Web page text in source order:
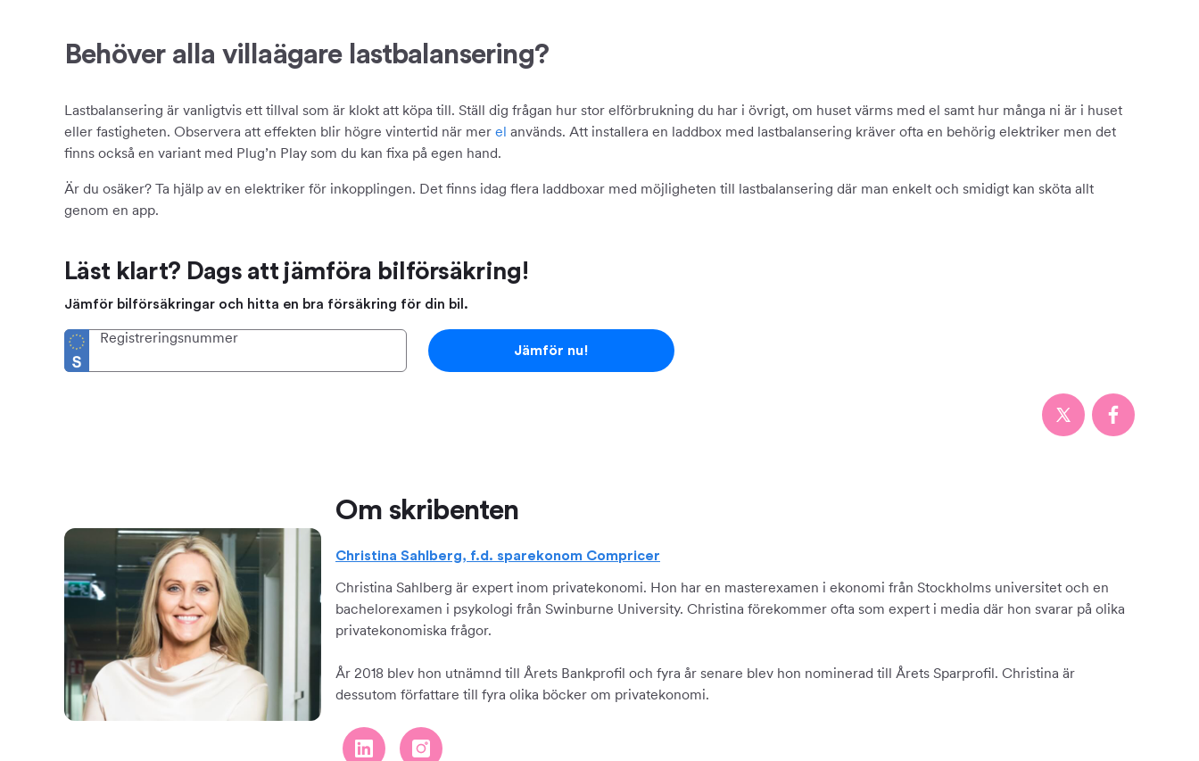
Behöver alla villaägare lastbalansering?
Lastbalansering är vanligtvis ett tillval som är klokt att köpa till. Ställ dig frågan hur stor elförbrukning du har i övrigt, om huset värms med el samt hur många ni är i huset
eller fastigheten. Observera att effekten blir högre vintertid när mer el används. Att installera en laddbox med lastbalansering kräver ofta en behörig elektriker men det
finns också en variant med Plug’n Play som du kan fixa på egen hand.
Är du osäker? Ta hjälp av en elektriker för inkopplingen. Det finns idag flera laddboxar med möjligheten till lastbalansering där man enkelt och smidigt kan sköta allt
genom en app.
Läst klart? Dags att jämföra bilförsäkring!
Jämför bilförsäkringar och hitta en bra försäkring för din bil.
Registreringsnummer
Jämför nu!
Om skribenten
Christina Sahlberg, f.d. sparekonom Compricer
Christina Sahlberg är expert inom privatekonomi. Hon har en masterexamen i ekonomi från Stockholms universitet och en
bachelorexamen i psykologi från Swinburne University. Christina förekommer ofta som expert i media där hon svarar på olika
privatekonomiska frågor.
År 2018 blev hon utnämnd till Årets Bankprofil och fyra år senare blev hon nominerad till Årets Sparprofil. Christina är
dessutom författare till fyra olika böcker om privatekonomi.